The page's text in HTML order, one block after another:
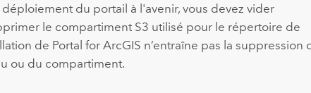
du portail à l'avenir, vous devez vider
le compartiment S3 utilisé pour le répertoire de
de Portal for ArcGIS n’entraîne pas la suppression
ou du compartiment.